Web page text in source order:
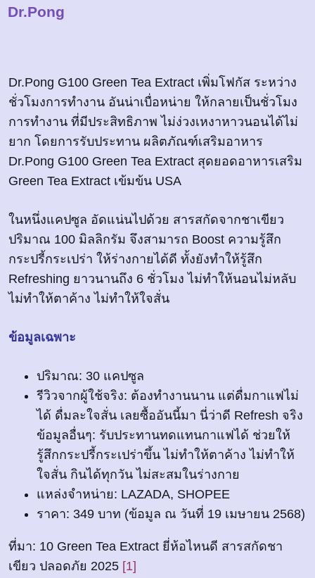
Dr.Pong
Dr.Pong G100 Green Tea Extract เพิ่มโฟกัส ระหว่าง
ชั่วโมงการทำงาน อันน่าเบื่อหน่าย ให้กลายเป็นชั่วโมง
การทำงาน ที่มีประสิทธิภาพ ไม่ง่วงเหงาหาวนอนได้ไม่
ยาก โดยการรับประทาน ผลิตภัณฑ์เสริมอาหาร
Dr.Pong G100 Green Tea Extract สุดยอดอาหารเสริม
Green Tea Extract เข้มข้น USA
ในหนึ่งแคปซูล อัดแน่นไปด้วย สารสกัดจากชาเขียว
ปริมาณ 100 มิลลิกรัม จึงสามารถ Boost ความรู้สึก
กระปรี้กระเปร่า ให้ร่างกายได้ดี ทั้งยังทำให้รู้สึก
Refreshing ยาวนานถึง 6 ชั่วโมง ไม่ทำให้นอนไม่หลับ
ไม่ทำให้ตาค้าง ไม่ทำให้ใจสั่น
ข้อมูลเฉพาะ
ปริมาณ: 30 แคปซูล
รีวิวจากผู้ใช้จริง: ต้องทำงานนาน แต่ดื่มกาแฟไม่
ได้ ดื่มละใจสั่น เลยซื้ออันนี้มา นี่ว่าดี Refresh จริง
ข้อมูลอื่นๆ: รับประทานทดแทนกาแฟได้ ช่วยให้
รู้สึกกระปรี้กระเปร่าขึ้น ไม่ทำให้ตาค้าง ไม่ทำให้
ใจสั่น กินได้ทุกวัน ไม่สะสมในร่างกาย
แหล่งจำหน่าย: LAZADA, SHOPEE
ราคา: 349 บาท (ข้อมูล ณ วันที่ 19 เมษายน 2568)
ที่มา: 10 Green Tea Extract ยี่ห้อไหนดี สารสกัดชา
เขียว ปลอดภัย 2025 [1]